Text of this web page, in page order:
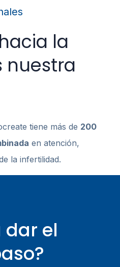
la
nuestra
tiene más de 200
en atención,
la infertilidad.
dar el